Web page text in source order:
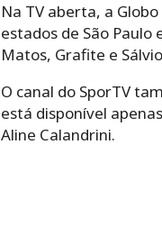
Na TV aberta, a
estados de São Paulo
Matos, Grafite e
O canal do SporTV
está disponível
Aline Calandrini.